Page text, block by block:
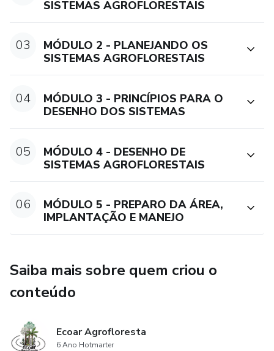
SISTEMAS AGROFLORESTAIS
03
MÓDULO 2 - PLANEJANDO OS
SISTEMAS AGROFLORESTAIS
04
MÓDULO 3 - PRINCÍPIOS PARA O
DESENHO DOS SISTEMAS
05
MÓDULO 4 - DESENHO DE
SISTEMAS AGROFLORESTAIS
06
MÓDULO 5 - PREPARO DA ÁREA,
IMPLANTAÇÃO E MANEJO
Saiba mais sobre quem criou o
conteúdo
Ecoar Agrofloresta
6 Ano Hotmarter